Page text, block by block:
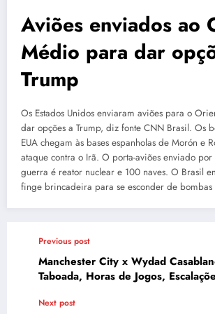
Aviões enviados ao
Médio para dar
Trump
Os Estados Unidos enviaram aviões para o
dar opções a Trump, diz fonte CNN Brasil. Os
EUA chegam às bases espanholas de Morón e
ataque contra o Irã. O porta-aviões enviado por
guerra é reator nuclear e 100 naves. O Brasil
finge brincadeira para se esconder de bombas
Previous post
Manchester City x Wydad
Taboada, Horas de Jogos,
Next post